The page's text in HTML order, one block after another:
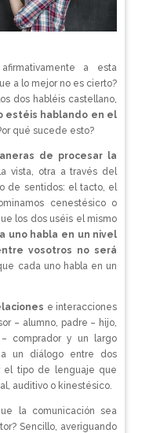
a esta
a lo mejor no es cierto?
dos habléis castellano,
estéis hablando en el
qué sucede esto?
de procesar la
vista, otra a través del
de sentidos: el tacto, el
cenestésico o
los dos uséis el mismo
uno habla en un nivel
vosotros no será
cada uno habla en un
e interacciones
– alumno, padre – hijo,
comprador y un largo
un diálogo entre dos
el tipo de lenguaje que
auditivo o kinestésico.
la comunicación sea
Sencillo, averiguando